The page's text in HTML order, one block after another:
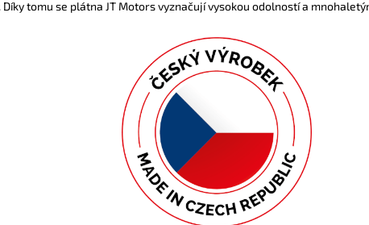
tomu se plátna JT Motors vyznačují vysokou odolností a